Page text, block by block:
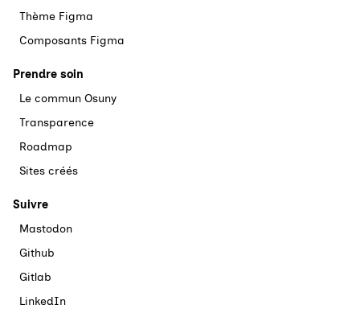
Thème Figma
Composants Figma
Prendre soin
Le commun Osuny
Transparence
Roadmap
Sites créés
Suivre
Mastodon
Github
Gitlab
LinkedIn